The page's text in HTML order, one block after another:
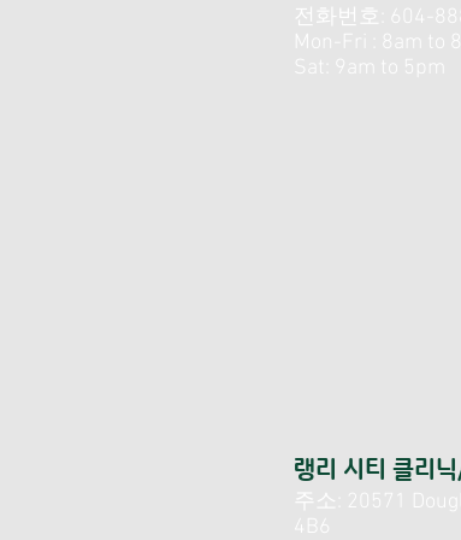
전화번호: 604-
Mon-Fri : 8am to
Sat: 9am to 5pm
랭리 시티 클리
주소: 20571
4B6